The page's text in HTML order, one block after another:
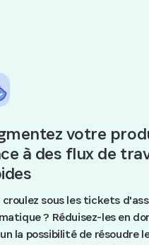
votre
à des flux de
croulez sous les tickets
? Réduisez-les en
la possibilité de résoudre